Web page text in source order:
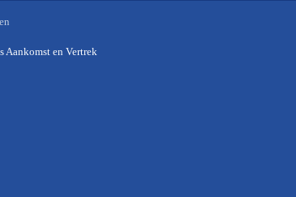
Aankomst en Vertrek